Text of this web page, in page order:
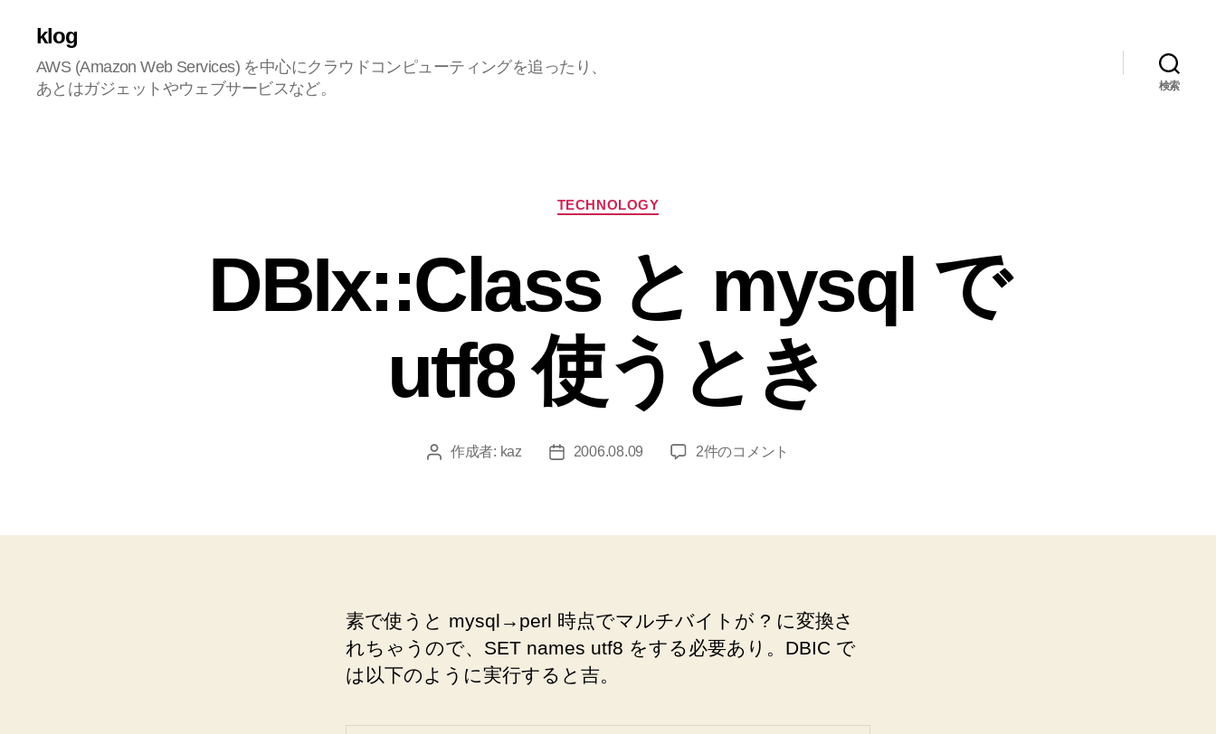
klog
AWS (Amazon Web Services) を中心にクラウドコンピューティングを追ったり、
あとはガジェットやウェブサービスなど。
検索
カ
テ
TECHNOLOGY
DBIx::Class と mysql で
utf8 使うとき
投 作成者: kaz
投
2006.08.09
DBIx::Class
utf8
き
へ
2件のコメント
素で使うと mysql→perl 時点でマルチバイトが ? に変換さ
れちゃうので、SET names utf8 をする必要あり。DBIC で
は以下のように実行すると吉。